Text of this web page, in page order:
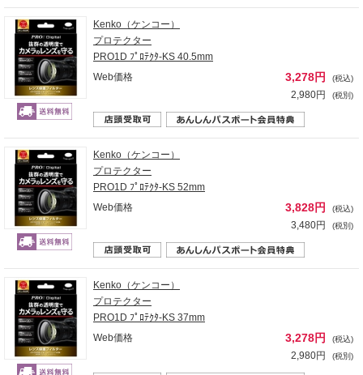
Kenko（ケンコー）
プロテクター
PRO1D ﾌﾟﾛﾃｸﾀ-KS 40.5mm
Web価格
3,278円 (税込)
2,980円 (税別)
Kenko（ケンコー）
プロテクター
PRO1D ﾌﾟﾛﾃｸﾀ-KS 52mm
Web価格
3,828円 (税込)
3,480円 (税別)
Kenko（ケンコー）
プロテクター
PRO1D ﾌﾟﾛﾃｸﾀ-KS 37mm
Web価格
3,278円 (税込)
2,980円 (税別)